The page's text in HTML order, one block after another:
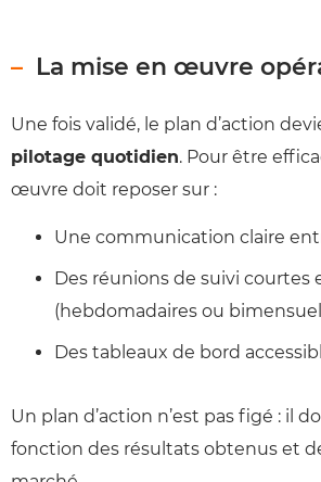
La mise en œuvre
Une fois validé, le plan d’action
pilotage quotidien. Pour être
œuvre doit reposer sur :
Une communication claire
Des réunions de suivi courtes
(hebdomadaires ou
Des tableaux de bord
Un plan d’action n’est pas figé : il
fonction des résultats obtenus et